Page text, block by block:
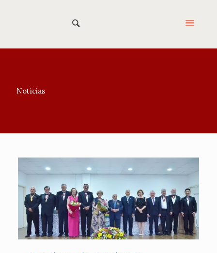
Notícias